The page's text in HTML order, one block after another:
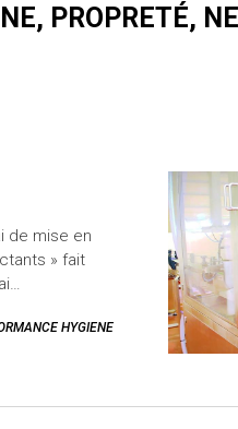
PROPRETÉ,
de mise en
» fait
HYGIENE